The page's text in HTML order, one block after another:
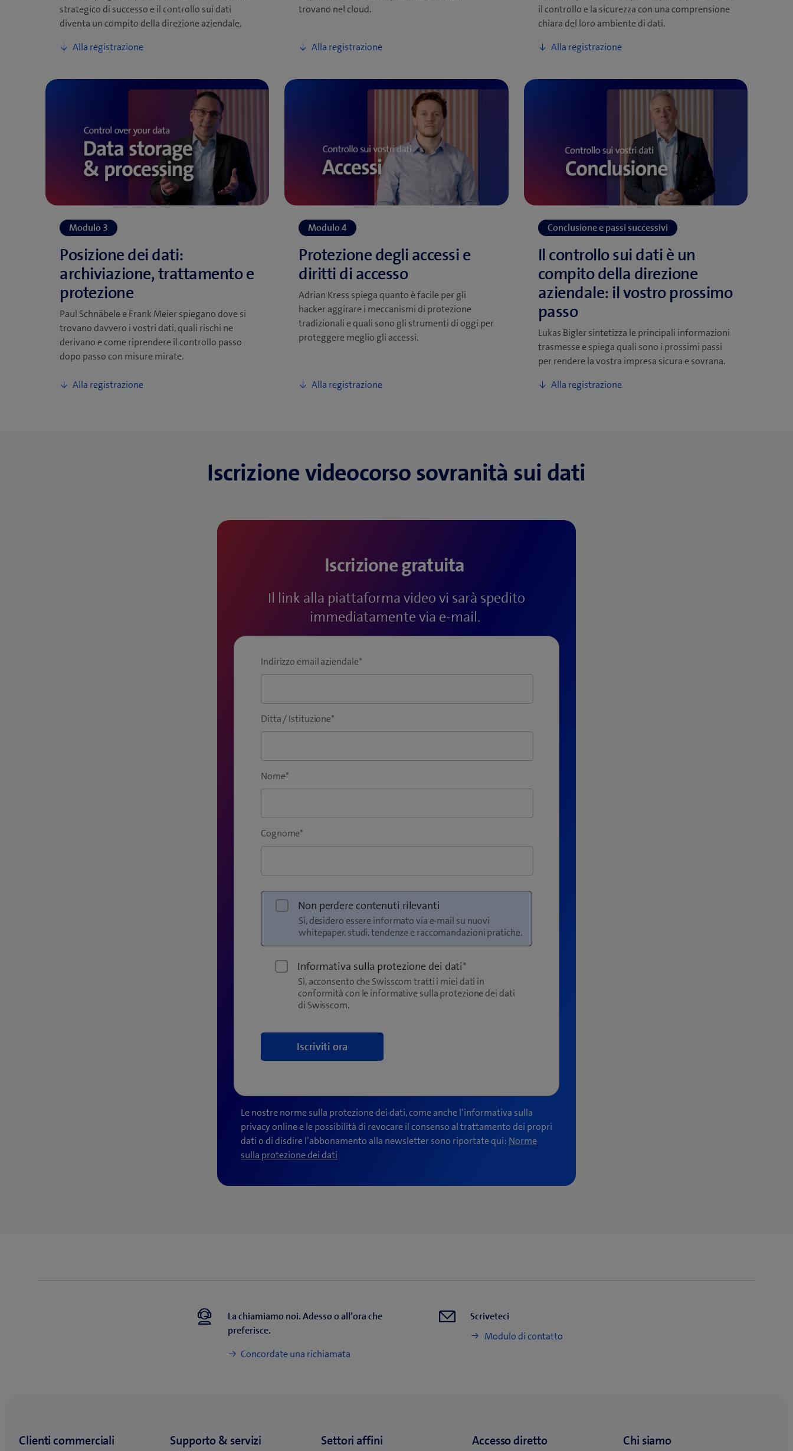
strategico di successo e il controllo sui dati
diventa un compito della direzione aziendale.
trovano nel cloud.
il controllo e la sicurezza con una comprensione
chiara del loro ambiente di dati.
Paul Schnäbele e Frank Meier spiegano dove si
trovano davvero i vostri dati, quali rischi ne
derivano e come riprendere il controllo passo
dopo passo con misure mirate.
Adrian Kress spiega quanto è facile per gli
hacker aggirare i meccanismi di protezione
tradizionali e quali sono gli strumenti di oggi per
proteggere meglio gli accessi.
Lukas Bigler sintetizza le principali informazioni
trasmesse e spiega quali sono i prossimi passi
per rendere la vostra impresa sicura e sovrana.
Iscrizione videocorso sovranità sui dati
Iscrizione gratuita
Il link alla piattaforma video vi sarà spedito
immediatamente via e-mail.
Indirizzo email aziendale*
Ditta / Istituzione*
Nome*
Cognome*
Non perdere contenuti rilevanti
Sì, desidero essere informato via e-mail su nuovi
whitepaper, studi, tendenze e raccomandazioni pratiche.
Informativa sulla protezione dei dati*
Sì, acconsento che Swisscom tratti i miei dati in
conformità con le informative sulla protezione dei dati
di Swisscom.
Le nostre norme sulla protezione dei dati, come anche l’informativa sulla
privacy online e le possibilità di revocare il consenso al trattamento dei propri
dati o di disdire l’abbonamento alla newsletter sono riportate qui: Norme
sulla protezione dei dati
i
a
La chiamiamo noi. Adesso o all’ora che
preferisce.
Concordate una richiamata
Scriveteci
Modulo di contatto